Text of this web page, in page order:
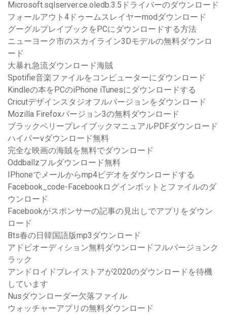
Microsoft.sqlserver.ce.oledb.3.5ドライバーのダウンロード
フォールアウト4ドゥームスレイヤーmodダウンロード
グーグルプレイブックをPCにダウンロードする方法
ニューヨーク市のスカイライン3Dモデルの無料ダウンロ
ード
大暴れ急流ダウンロード海賊
Spotifie音楽ファイルをコンピューターにダウンロード
Kindleの本をPCのiPhone iTunesにダウンロードする
Cricutデザインスタジオフルバージョンをダウンロード
Mozilla Firefoxバージョン3の無料ダウンロード
ブラックベリープレイブックマニュアルPDFダウンロード
ハイパーvダウンロード無料
完全な映画の海賊を無料でダウンロード
Oddballzフルダウンロード無料
IPhoneでメールからmp4ビデオをダウンロードする
Facebook_code-Facebookログインボットとファイルのダ
ウンロード
Facebookがスポンサーの記事の見出しでアプリをダウン
ロード
Bts春の日韓国語版mp3ダウンロード
アドビオーディション無料ダウンロードフルバージョンク
ラック
アンドロイドプレイストアが2020のダウンロードを待機
しています
Nusダウンローダー欠落ファイル
ウォッチャーアプリの無料ダウンロード